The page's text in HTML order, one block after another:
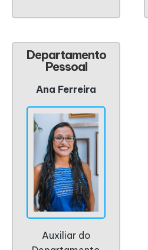
Departamento
Pessoal
Ana Ferreira
Auxiliar do